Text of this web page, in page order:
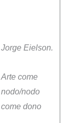
Jorge Eielson.
Arte come
nodo/nodo
come dono